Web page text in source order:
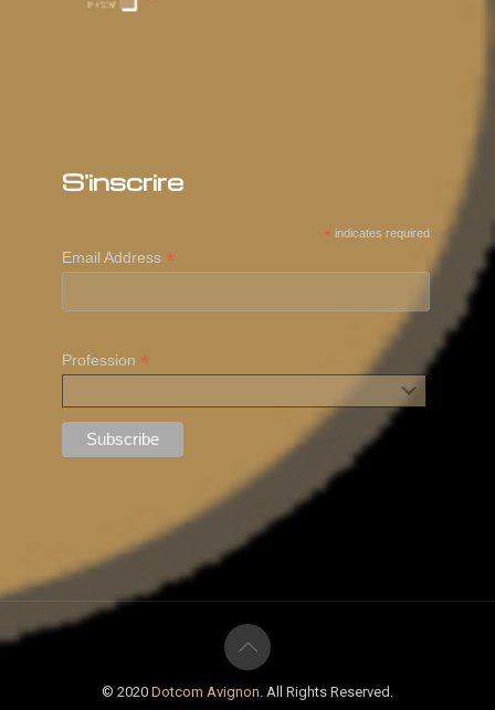
S'inscrire
* indicates required
Email Address *
Profession *
© 2020 Dotcom Avignon . All Rights Reserved.